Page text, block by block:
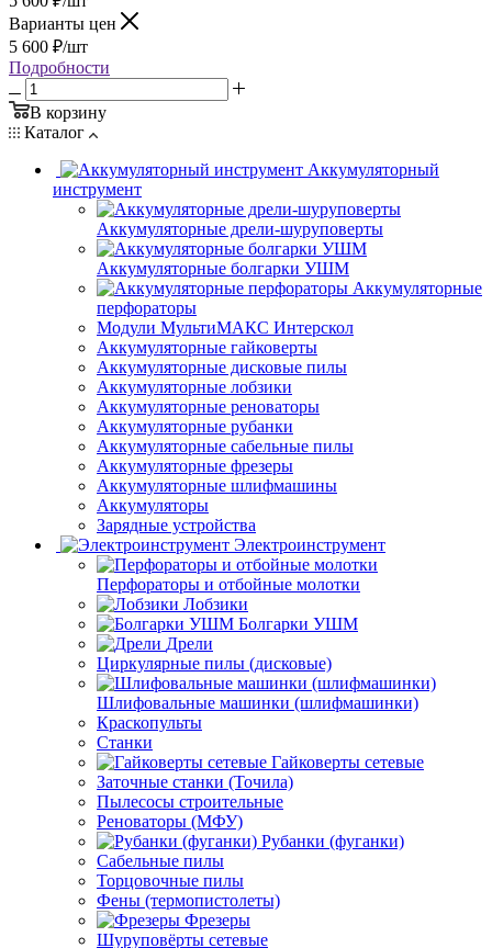
Варианты цен
5 600 ₽/шт
Подробности
В корзину
Каталог
Аккумуляторный
инструмент
Аккумуляторные дрели-шуруповерты
Аккумуляторные болгарки УШМ
Аккумуляторные
перфораторы
Модули МультиМАКС Интерскол
Аккумуляторные гайковерты
Аккумуляторные дисковые пилы
Аккумуляторные лобзики
Аккумуляторные реноваторы
Аккумуляторные рубанки
Аккумуляторные сабельные пилы
Аккумуляторные фрезеры
Аккумуляторные шлифмашины
Аккумуляторы
Зарядные устройства
Электроинструмент
Перфораторы и отбойные молотки
Лобзики
Болгарки УШМ
Дрели
Циркулярные пилы (дисковые)
Шлифовальные машинки (шлифмашинки)
Краскопульты
Станки
Гайковерты сетевые
Заточные станки (Точила)
Пылесосы строительные
Реноваторы (МФУ)
Рубанки (фуганки)
Сабельные пилы
Торцовочные пилы
Фены (термопистолеты)
Фрезеры
Шуруповёрты сетевые